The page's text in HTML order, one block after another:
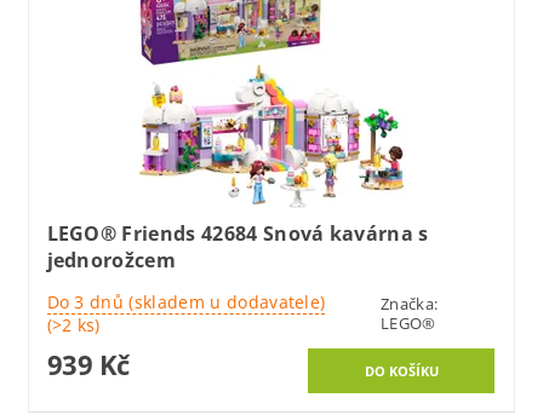
LEGO® Friends 42684 Snová kavárna s
jednorožcem
Do 3 dnů (skladem u dodavatele)
(>2 ks)
Značka:
LEGO®
939 Kč